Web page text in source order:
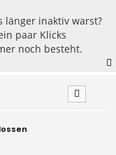
länger inaktiv warst?
paar Klicks
noch besteht.